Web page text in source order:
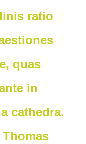
ratio
quas
in
cathedra.